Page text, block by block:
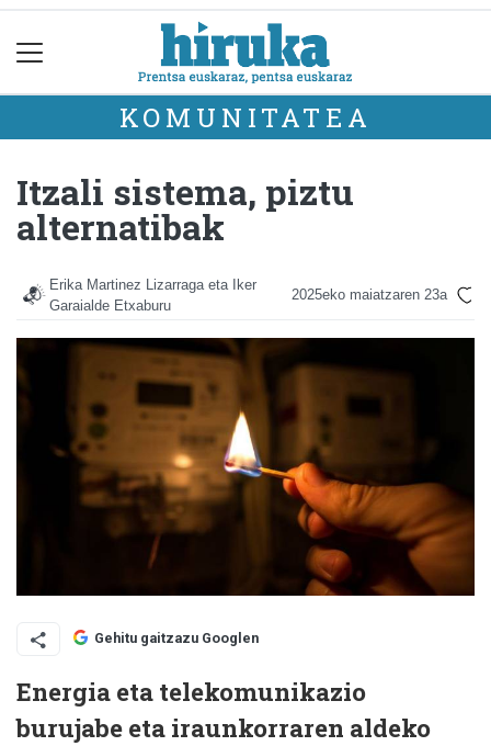
KOMUNITATEA
Itzali sistema, piztu
alternatibak
Erika Martinez Lizarraga eta Iker
Garaialde Etxaburu
2025eko maiatzaren 23a
Gehitu gaitzazu Googlen
Energia eta telekomunikazio
burujabe eta iraunkorraren aldeko